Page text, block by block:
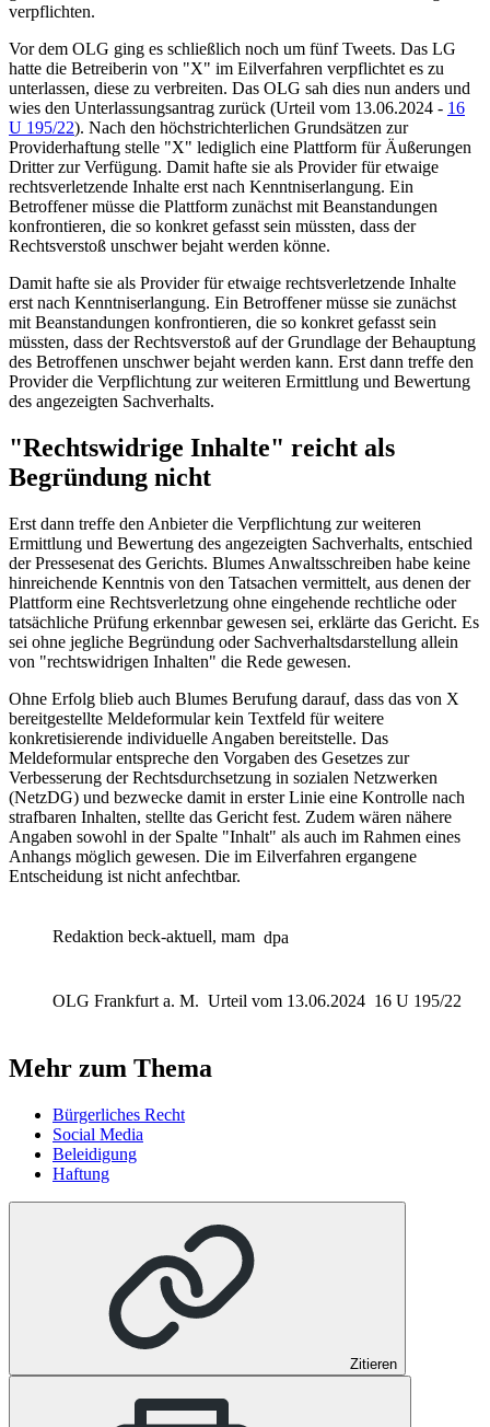
verpflichten.
Vor dem OLG ging es schließlich noch um fünf Tweets. Das LG
hatte die Betreiberin von "X" im Eilverfahren verpflichtet es zu
unterlassen, diese zu verbreiten. Das OLG sah dies nun anders und
wies den Unterlassungsantrag zurück (Urteil vom 13.06.2024 - 16
U 195/22). Nach den höchstrichterlichen Grundsätzen zur
Providerhaftung stelle "X" lediglich eine Plattform für Äußerungen
Dritter zur Verfügung. Damit hafte sie als Provider für etwaige
rechtsverletzende Inhalte erst nach Kenntniserlangung. Ein
Betroffener müsse die Plattform zunächst mit Beanstandungen
konfrontieren, die so konkret gefasst sein müssten, dass der
Rechtsverstoß unschwer bejaht werden könne.
Damit hafte sie als Provider für etwaige rechtsverletzende Inhalte
erst nach Kenntniserlangung. Ein Betroffener müsse sie zunächst
mit Beanstandungen konfrontieren, die so konkret gefasst sein
müssten, dass der Rechtsverstoß auf der Grundlage der Behauptung
des Betroffenen unschwer bejaht werden kann. Erst dann treffe den
Provider die Verpflichtung zur weiteren Ermittlung und Bewertung
des angezeigten Sachverhalts.
"Rechtswidrige Inhalte" reicht als
Begründung nicht
Erst dann treffe den Anbieter die Verpflichtung zur weiteren
Ermittlung und Bewertung des angezeigten Sachverhalts, entschied
der Pressesenat des Gerichts. Blumes Anwaltsschreiben habe keine
hinreichende Kenntnis von den Tatsachen vermittelt, aus denen der
Plattform eine Rechtsverletzung ohne eingehende rechtliche oder
tatsächliche Prüfung erkennbar gewesen sei, erklärte das Gericht. Es
sei ohne jegliche Begründung oder Sachverhaltsdarstellung allein
von "rechtswidrigen Inhalten" die Rede gewesen.
Ohne Erfolg blieb auch Blumes Berufung darauf, dass das von X
bereitgestellte Meldeformular kein Textfeld für weitere
konkretisierende individuelle Angaben bereitstelle. Das
Meldeformular entspreche den Vorgaben des Gesetzes zur
Verbesserung der Rechtsdurchsetzung in sozialen Netzwerken
(NetzDG) und bezwecke damit in erster Linie eine Kontrolle nach
strafbaren Inhalten, stellte das Gericht fest. Zudem wären nähere
Angaben sowohl in der Spalte "Inhalt" als auch im Rahmen eines
Anhangs möglich gewesen. Die im Eilverfahren ergangene
Entscheidung ist nicht anfechtbar.
Redaktion beck-aktuell, mam dpa
OLG Frankfurt a. M. Urteil vom 13.06.2024 16 U 195/22
Mehr zum Thema
Bürgerliches Recht
Social Media
Beleidigung
Haftung
Zitieren